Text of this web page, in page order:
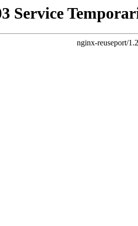
Service
nginx-reuseport/